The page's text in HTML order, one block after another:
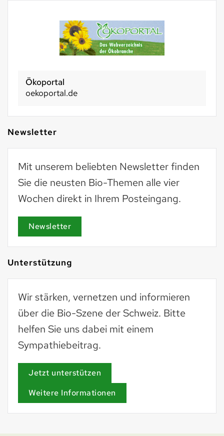
Ökoportal
oekoportal.de
Newsletter
Mit unserem beliebten Newsletter finden
Sie die neusten Bio-Themen alle vier
Wochen direkt in Ihrem Posteingang.
Newsletter
Unterstützung
Wir stärken, vernetzen und informieren
über die Bio-Szene der Schweiz. Bitte
helfen Sie uns dabei mit einem
Sympathiebeitrag.
Jetzt unterstützen
Weitere Informationen